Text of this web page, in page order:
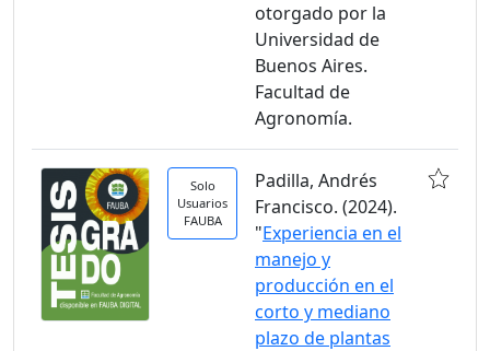
otorgado por la
Universidad de
Buenos Aires.
Facultad de
Agronomía.
Solo
Usuarios
FAUBA
Padilla, Andrés
Francisco. (2024).
"Experiencia en el
manejo y
producción en el
corto y mediano
plazo de plantas